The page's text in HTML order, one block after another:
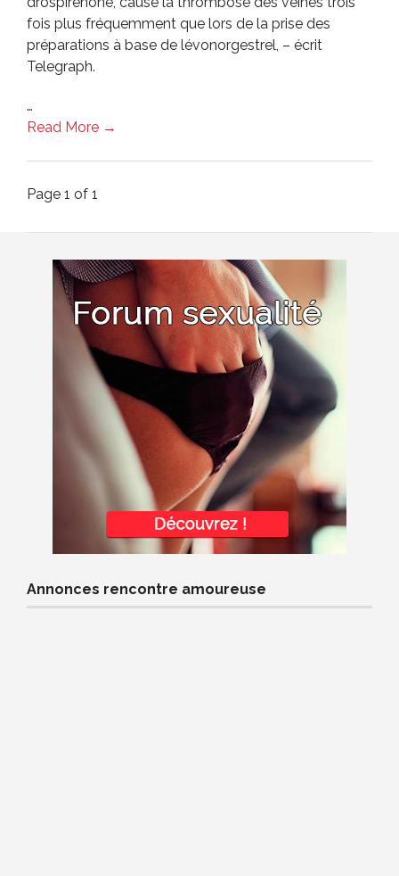
fois plus fréquemment que lors de la prise des
préparations à base de lévonorgestrel, – écrit
Telegraph.
…
Read More →
Page 1 of 1
Annonces rencontre amoureuse